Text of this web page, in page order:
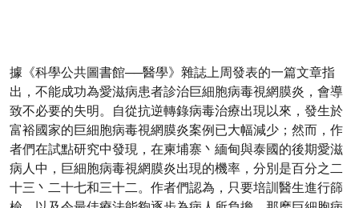
據《科學公共圖書館──醫學》雜誌上周發表的一篇文章指
出，不能成功為愛滋病患者診治巨細胞病毒視網膜炎，會導
致不必要的失明。自從抗逆轉錄病毒治療出現以來，發生於
富裕國家的巨細胞病毒視網膜炎案例已大幅減少；然而，作
者們在試點研究中發現，在柬埔寨丶緬甸與泰國的後期愛滋
病人中，巨細胞病毒視網膜炎出現的機率，分別是百分之二
十三丶二十七和三十二。作者們認為，只要培訓醫生進行篩